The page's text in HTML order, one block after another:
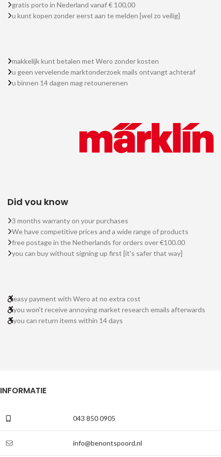
gratis porto in Nederland vanaf € 100,00
u kunt kopen zonder eerst aan te melden [wel zo veilig]
makkelijk kunt betalen met Wero zonder kosten
u geen vervelende marktonderzoek mails ontvangt achteraf
u binnen 14 dagen mag retounerenen
Did you know
3 months warranty on your purchases
We have competitive prices and a wide range of products
free postage in the Netherlands for orders over €100.00
you can buy without signing up first [it's safer that way]
easy payment with Wero at no extra cost
you won't receive annoying market research emails afterwards
you can return items within 14 days
INFORMATIE
043 850 0905
info@benontspoord.nl